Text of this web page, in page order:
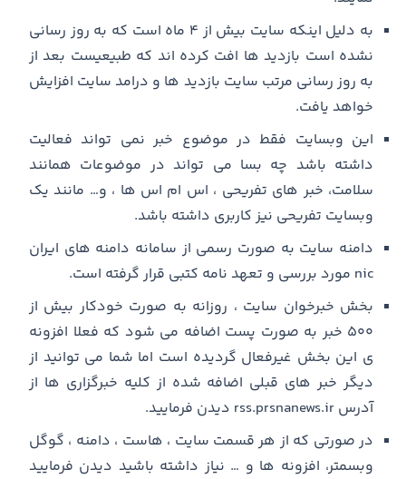
به دلیل اینکه سایت بیش از ۴ ماه است که به روز رسانی
نشده است بازدید ها افت کرده اند که طبیعیست بعد از
به روز رسانی مرتب سایت بازدید ها و درامد سایت افزایش
خواهد یافت.
این وبسایت فقط در موضوع خبر نمی تواند فعالیت
داشته باشد چه بسا می تواند در موضوعات همانند
سلامت، خبر های تفریحی ، اس ام اس ها ، و… مانند یک
وبسایت تفریحی نیز کاربری داشته باشد.
دامنه سایت به صورت رسمی از سامانه دامنه های ایران
nic مورد بررسی و تعهد نامه کتبی قرار گرفته است.
بخش خبرخوان سایت ، روزانه به صورت خودکار بیش از
۵۰۰ خبر به صورت پست اضافه می شود که فعلا افزونه
ی این بخش غیرفعال گردیده است اما شما می توانید از
دیگر خبر های قبلی اضافه شده از کلیه خبرگزاری ها از
آدرس rss.prsnanews.ir دیدن فرمایید.
در صورتی که از هر قسمت سایت ، هاست ، دامنه ، گوگل
وبسمتر، افزونه ها و … نیاز داشته باشید دیدن فرمایید